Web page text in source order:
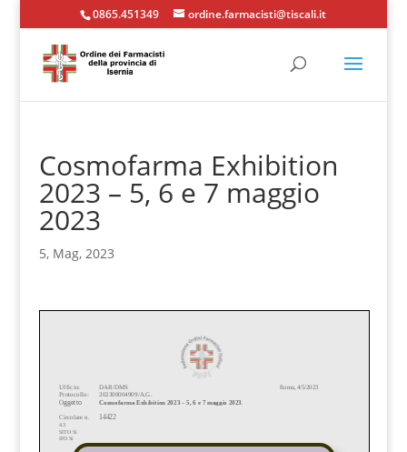
0865.451349 ordine.farmacisti@tiscali.it
Cosmofarma Exhibition
2023 – 5, 6 e 7 maggio
2023
5, Mag, 2023